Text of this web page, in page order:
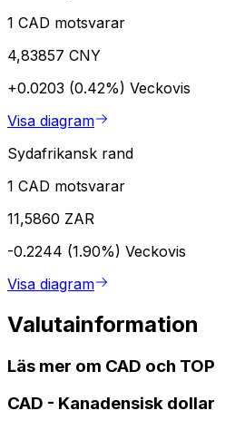
1 CAD motsvarar
4,83857 CNY
+0.0203 (0.42%) Veckovis
Visa diagram
Sydafrikansk rand
1 CAD motsvarar
11,5860 ZAR
-0.2244 (1.90%) Veckovis
Visa diagram
Valutainformation
Läs mer om CAD och TOP
CAD - Kanadensisk dollar